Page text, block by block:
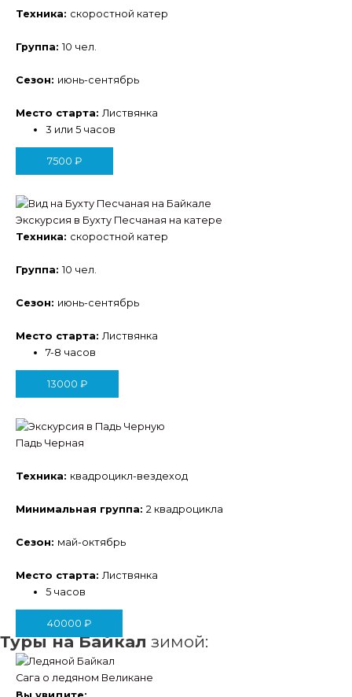
Техника: скоростной катер
Группа: 10 чел.
Сезон: июнь-сентябрь
Место старта: Листвянка
3 или 5 часов
7500 ₽
Экскурсия в Бухту Песчаная на катере
Техника: скоростной катер
Группа: 10 чел.
Сезон: июнь-сентябрь
Место старта: Листвянка
7-8 часов
13000 ₽
Падь Черная
Техника: квадроцикл-вездеход
Минимальная группа: 2 квадроцикла
Сезон: май-октябрь
Место старта:Листвянка
5 часов
40000 ₽
Туры на Байкал зимой:
Сага о ледяном Великане